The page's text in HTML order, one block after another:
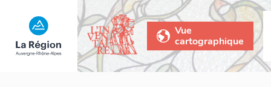
Vue
cartographique